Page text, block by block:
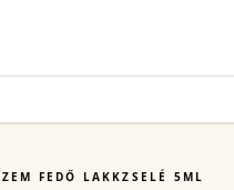
FEDŐ LAKKZSELÉ 5ML